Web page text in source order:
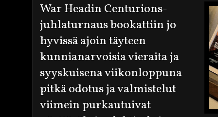
War Headin Centurions-
juhlaturnaus bookattiin jo
hyvissä ajoin täyteen
kunnianarvoisia vieraita ja
syyskuisena viikonloppuna
pitkä odotus ja valmistelut
viimein purkautuivat